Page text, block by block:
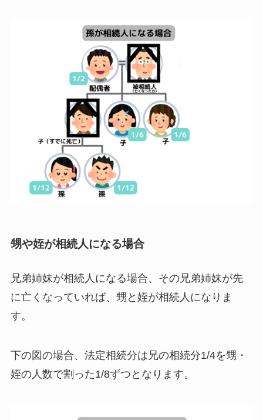
甥や姪が相続人になる場合
兄弟姉妹が相続人になる場合、その兄弟姉妹が先
に亡くなっていれば、甥と姪が相続人になりま
す。
下の図の場合、法定相続分は兄の相続分1/4を甥・
姪の人数で割った1/8ずつとなります。